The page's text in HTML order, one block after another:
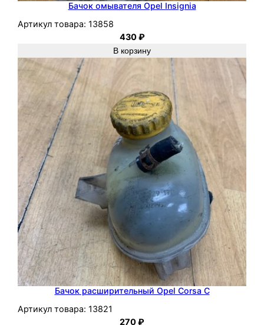
Бачок омывателя Opel Insignia
Артикул товара: 13858
430₽
В корзину
Бачок расширительный Opel Corsa C
Артикул товара: 13821
270₽